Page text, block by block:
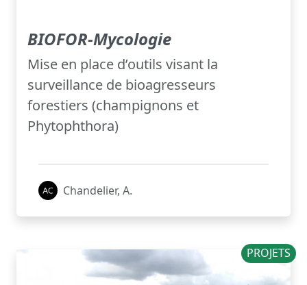
BIOFOR-Mycologie
Mise en place d’outils visant la
surveillance de bioagresseurs
forestiers (champignons et
Phytophthora)
Chandelier, A.
PROJETS